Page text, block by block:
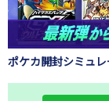
ポケカ開封シミュ